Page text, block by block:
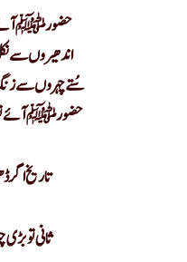
حضور ﷺ آئے تو
اندھیروں سے
سُتے چہروں سے زنگ
حضور ﷺ آئے تو
تاریخ اگر
ثانی تو